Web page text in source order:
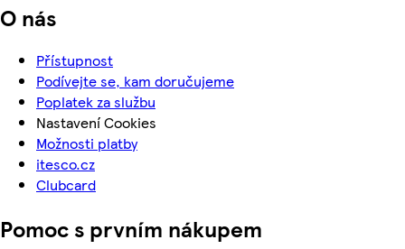
O nás
Přístupnost
Podívejte se, kam doručujeme
Poplatek za službu
Nastavení Cookies
Možnosti platby
itesco.cz
Clubcard
Pomoc s prvním nákupem